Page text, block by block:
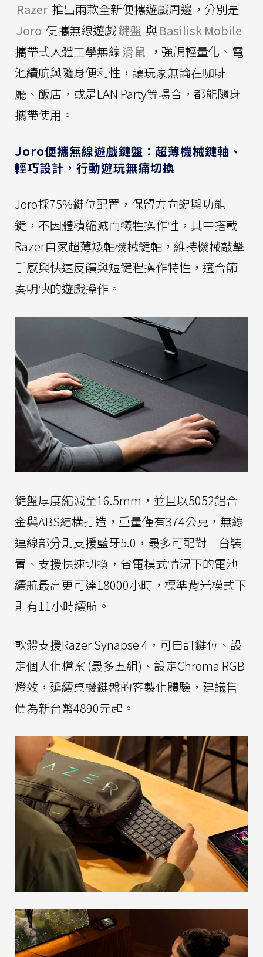
Razer 推出兩款全新便攜遊戲周邊，分別是
Joro 便攜無線遊戲鍵盤 與 Basilisk Mobile
攜帶式人體工學無線滑鼠 ，強調輕量化、電
池續航與隨身便利性，讓玩家無論在咖啡
廳、飯店，或是LAN Party等場合，都能隨身
攜帶使用。
Joro便攜無線遊戲鍵盤：超薄機械鍵軸、
輕巧設計，行動遊玩無痛切換
Joro採75%鍵位配置，保留方向鍵與功能
鍵，不因體積縮減而犧牲操作性，其中搭載
Razer自家超薄矮軸機械鍵軸，維持機械敲擊
手感與快速反饋與短鍵程操作特性，適合節
奏明快的遊戲操作。
鍵盤厚度縮減至16.5mm，並且以5052鋁合
金與ABS結構打造，重量僅有374公克，無線
連線部分則支援藍牙5.0，最多可配對三台裝
置、支援快速切換，省電模式情況下的電池
續航最高更可達18000小時，標準背光模式下
則有11小時續航。
軟體支援Razer Synapse 4，可自訂鍵位、設
定個人化檔案 (最多五組)、設定Chroma RGB
燈效，延續桌機鍵盤的客製化體驗，建議售
價為新台幣4890元起。